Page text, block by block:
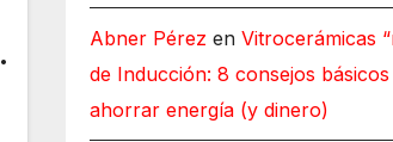
Abner Pérez enVitrocerámicas
de Inducción: 8 consejos
ahorrar energía (y dinero)